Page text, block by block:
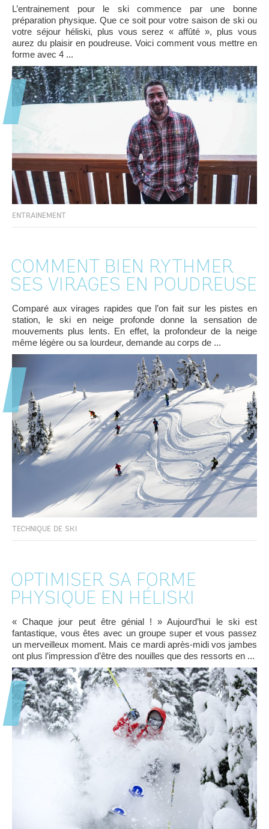
L’entrainement pour le ski commence par une bonne
préparation physique. Que ce soit pour votre saison de ski ou
votre séjour héliski, plus vous serez « affûté », plus vous
aurez du plaisir en poudreuse. Voici comment vous mettre en
forme avec 4 ...
ENTRAINEMENT
COMMENT BIEN RYTHMER
SES VIRAGES EN POUDREUSE
Comparé aux virages rapides que l’on fait sur les pistes en
station, le ski en neige profonde donne la sensation de
mouvements plus lents. En effet, la profondeur de la neige
même légère ou sa lourdeur, demande au corps de ...
TECHNIQUE DE SKI
OPTIMISER SA FORME
PHYSIQUE EN HÉLISKI
« Chaque jour peut être génial ! » Aujourd’hui le ski est
fantastique, vous êtes avec un groupe super et vous passez
un merveilleux moment. Mais ce mardi après-midi vos jambes
ont plus l’impression d’être des nouilles que des ressorts en ...